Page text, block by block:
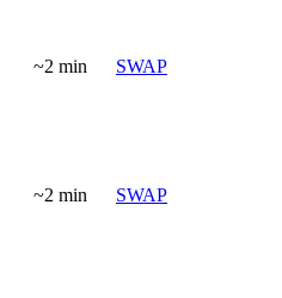
~2 min SWAP
~2 min SWAP